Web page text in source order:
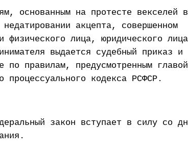
основанным на протесте векселей в
акцепта, совершенном
физического лица, юридического
выдается судебный приказ и
по правилам, предусмотренным
процессуального кодекса РСФСР.
закон вступает в силу со